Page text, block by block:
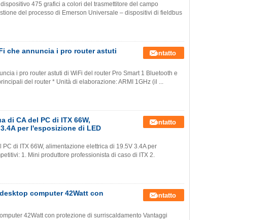
475 grafici a colori del trasmettitore del campo
del processo di Emerson Universale – dispositivi di fieldbus
che annuncia i pro router astuti
Contatto
i pro router astuti di WiFi del router Pro Smart 1 Bluetooth e
del router * Unità di elaborazione: ARMI 1GHz (il ...
di CA del PC di ITX 66W,
per l'esposizione di LED
Contatto
di ITX 66W, alimentazione elettrica di 19.5V 3.4A per
1. Mini produttore professionista di caso di ITX 2.
computer 42Watt con
Contatto
42Watt con protezione di surriscaldamento Vantaggi